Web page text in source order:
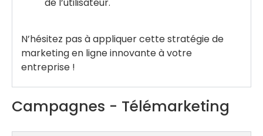
N’hésitez pas à appliquer cette stratégie de
marketing en ligne innovante à votre
entreprise !
Campagnes - Télémarketing